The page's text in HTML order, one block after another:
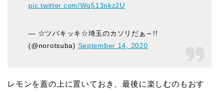
pic.twitter.com/Wq513nkz2U
— ☆ツバキッキ☆埼玉のカソリだぁ～!!
(@norotsuba) September 14, 2020
レモンを蓋の上に置いておき、最後に楽しむのもおす